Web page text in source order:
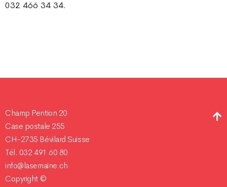
032 466 34 34.
Champ Pention 20
Case postale 255
CH-2735 Bévilard Suisse
Tél. 032 491 60 80
info@lasemaine.ch
Copyright ©